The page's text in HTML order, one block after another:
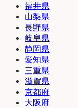
福井県
山梨県
長野県
岐阜県
静岡県
愛知県
三重県
滋賀県
京都府
大阪府